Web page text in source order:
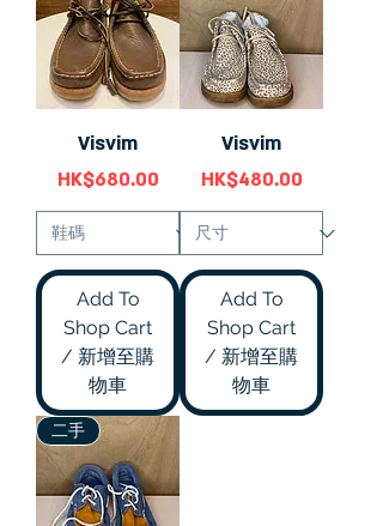
Visvim
價格
HK$680.00
Add To
Shop Cart
/ 新增至購
物車
Visvim
價格
HK$480.00
Add To
Shop Cart
/ 新增至購
物車
二手